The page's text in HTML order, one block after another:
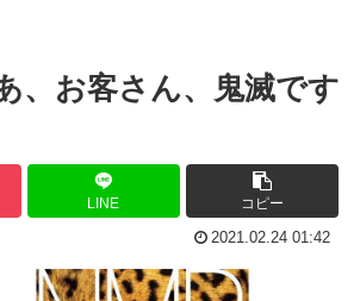
海外「日本なんて行くん
高市早苗政権「円安ホク
クウラ「…着床したな」 悟
トランプ「結局のところ(
韓国人「悲報：サッカー
「おっさんの自堕落な生
韓国、サッカーW杯予選
ジョジョのシーザー「や
、お客さん、鬼滅です
LINE コピー
2021.02.24 01:42